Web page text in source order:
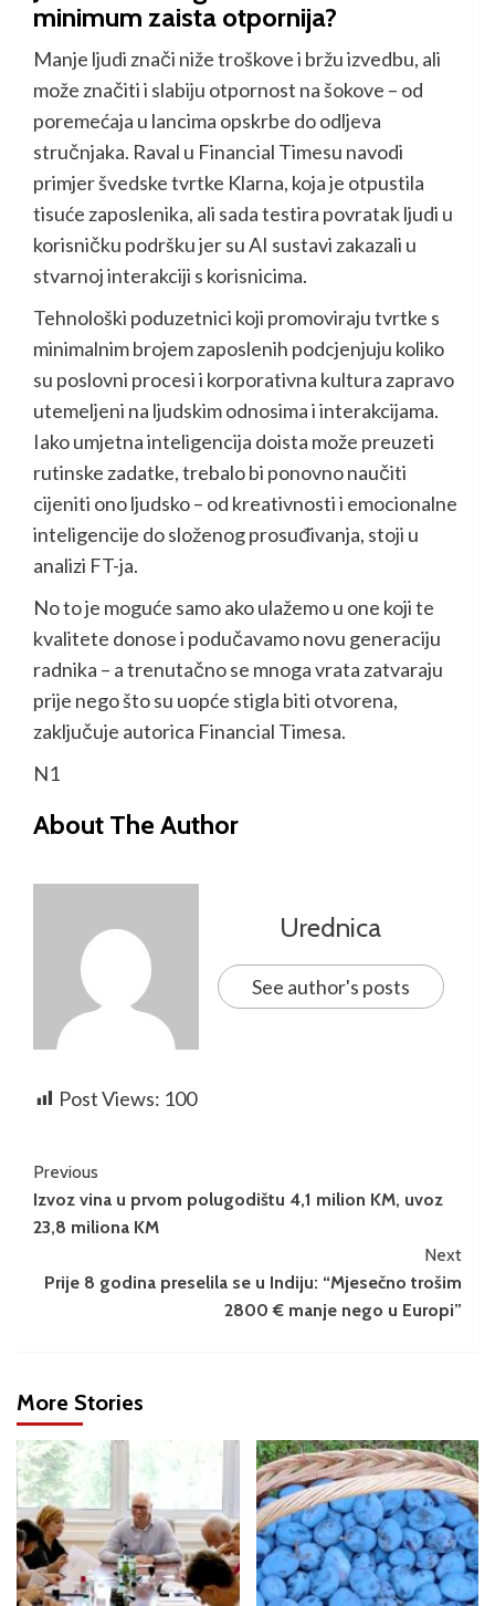
minimum zaista otpornija?
Manje ljudi znači niže troškove i bržu izvedbu, ali
može značiti i slabiju otpornost na šokove – od
poremećaja u lancima opskrbe do odljeva
stručnjaka. Raval u Financial Timesu navodi
primjer švedske tvrtke Klarna, koja je otpustila
tisuće zaposlenika, ali sada testira povratak ljudi u
korisničku podršku jer su AI sustavi zakazali u
stvarnoj interakciji s korisnicima.
Tehnološki poduzetnici koji promoviraju tvrtke s
minimalnim brojem zaposlenih podcjenjuju koliko
su poslovni procesi i korporativna kultura zapravo
utemeljeni na ljudskim odnosima i interakcijama.
Iako umjetna inteligencija doista može preuzeti
rutinske zadatke, trebalo bi ponovno naučiti
cijeniti ono ljudsko – od kreativnosti i emocionalne
inteligencije do složenog prosuđivanja, stoji u
analizi FT-ja.
No to je moguće samo ako ulažemo u one koji te
kvalitete donose i podučavamo novu generaciju
radnika – a trenutačno se mnoga vrata zatvaraju
prije nego što su uopće stigla biti otvorena,
zaključuje autorica Financial Timesa.
N1
About The Author
Urednica
See author's posts
Post Views: 100
Previous
Izvoz vina u prvom polugodištu 4,1 milion KM, uvoz
23,8 miliona KM
Next
Prije 8 godina preselila se u Indiju: “Mjesečno trošim
2800 € manje nego u Europi”
More Stories